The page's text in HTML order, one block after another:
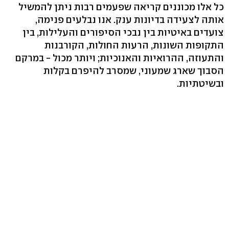
כל אלו מכוננים קריאה שפעמים רבות ניתן להמשיל
אותה לצעידה בדיונות ענק. אנו נבלעים פנימה,
צועדים באיטיות בין נבכי הסיפורים והעלילות, בין
התקופות השונות, הרעות החולות, הקורבנות
והתעוזה, ההרואיות והאנוכיות; ויותר מכול - במרקם
הסבוך שארג שמעוני, שמסרב להיפרם בקלות
ובשיטתיות.